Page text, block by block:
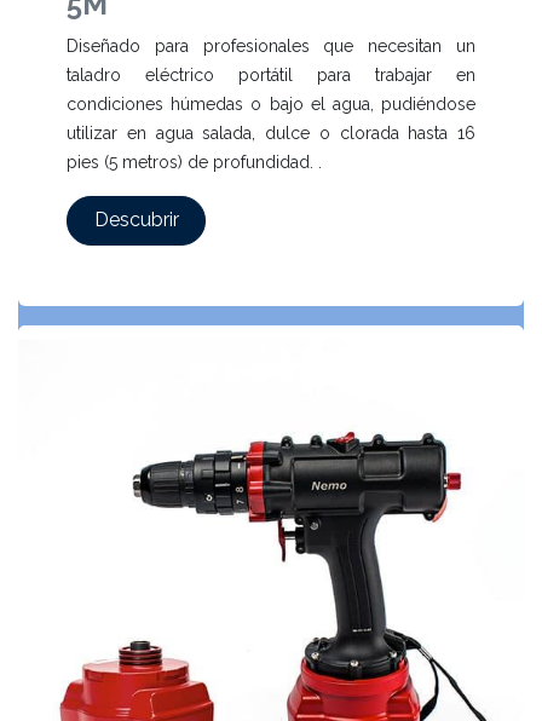
Diseñado para profesionales que necesitan un
taladro eléctrico portátil para trabajar en
condiciones húmedas o bajo el agua, pudiéndose
utilizar en agua salada, dulce o clorada hasta 16
pies (5 metros) de profundidad. .
Descubrir​​